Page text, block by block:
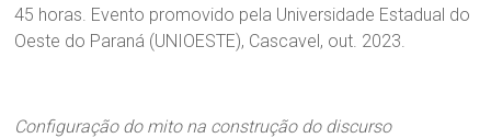
45 horas. Evento promovido pela Universidade Estadual do
Oeste do Paraná (UNIOESTE), Cascavel, out. 2023.
Configuração do mito na construção do discurso